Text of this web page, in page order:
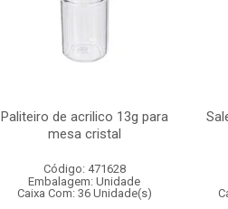
Paliteiro de acrilico 13g para
mesa cristal
Código: 471628
Embalagem: Unidade
Caixa Com: 36 Unidade(s)